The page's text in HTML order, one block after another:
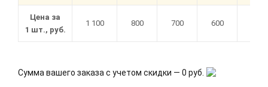
Цена за
1 шт., руб.
1 100 800 700 600
Сумма вашего заказа с учетом скидки — 0 руб.